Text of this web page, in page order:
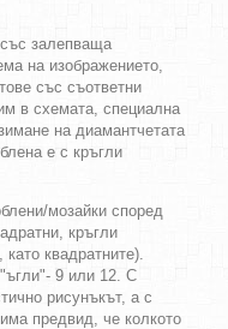
залепваща
на изображението,
със съответни
в схемата, специална
на диамантчетата
е с кръгли
мозайки според
кръгли
квадратните).
9 или 12. С
рисунъкът, а с
предвид, че колкото